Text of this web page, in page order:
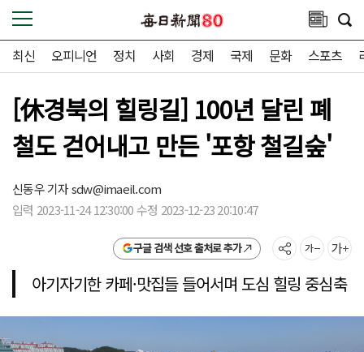
최신 오피니언 정치 사회 경제 국제 문화 스포츠
[休경북의 힐링길] 100년 달린 폐
철도 걷어내고 만든 '포항 철길숲'
신동우 기자sdw@imaeil.com
입력 2023-11-24 12:30:00 수정 2023-12-23 20:10:47
구글 검색 선호 출처로 추가
아기자기한 카페·맛집들 들어서며 도심 힐링 중심축